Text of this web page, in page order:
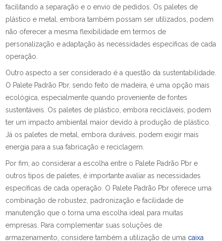
facilitando a separação e o envio de pedidos. Os paletes de
plástico e metal, embora também possam ser utilizados, podem
não oferecer a mesma flexibilidade em termos de
personalização e adaptação às necessidades específicas de cada
operação.
Outro aspecto a ser considerado é a questão da sustentabilidade.
O Palete Padrão Pbr, sendo feito de madeira, é uma opção mais
ecológica, especialmente quando proveniente de fontes
sustentáveis. Os paletes de plástico, embora recicláveis, podem
ter um impacto ambiental maior devido à produção de plástico.
Já os paletes de metal, embora duráveis, podem exigir mais
energia para a sua fabricação e reciclagem.
Por fim, ao considerar a escolha entre o Palete Padrão Pbr e
outros tipos de paletes, é importante avaliar as necessidades
específicas de cada operação. O Palete Padrão Pbr oferece uma
combinação de robustez, padronização e facilidade de
manutenção que o torna uma escolha ideal para muitas
empresas. Para complementar suas soluções de
armazenamento, considere também a utilização de uma caixa